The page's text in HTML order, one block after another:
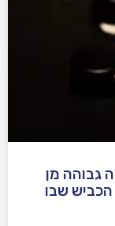
גבוהה מן
שבו